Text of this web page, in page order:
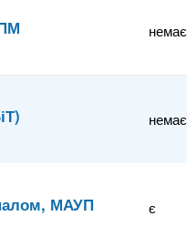
немає
немає
МАУП є